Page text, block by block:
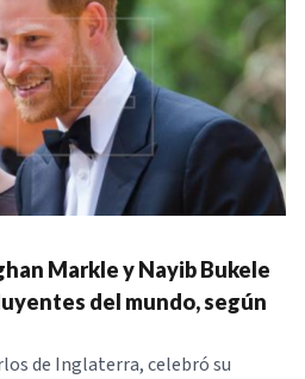
Markle y Nayib Bukele
del mundo, según
de Inglaterra, celebró su